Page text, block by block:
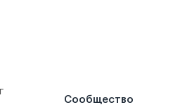
Сообщество